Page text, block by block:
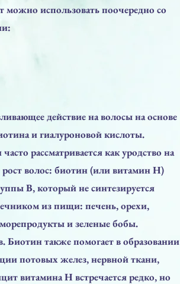
можно использовать поочередно со
действие на волосы на основе
и гиалуроновой кислоты.
рассматривается как уродство на
волос: биотин (или витамин Н)
В, который не синтезируется
из пищи: печень, орехи,
и зеленые бобы.
также помогает в образовании
потовых желез, нервной ткани,
витамина Н встречается редко, но